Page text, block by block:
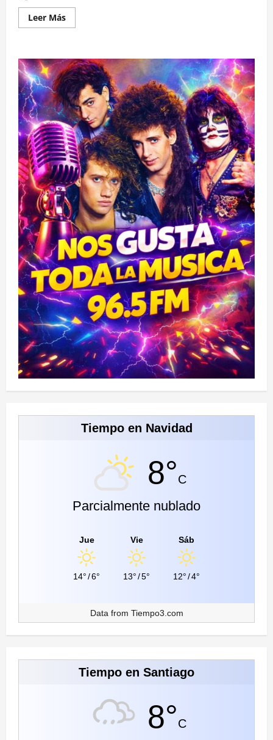
Leer MásLeer
más
Los
Tres
anuncia
DESCANSO
indefinido
de
los
escenarios
tras
«años
DE
CONCIERTOS»
Tiempo en Navidad
8°C
Parcialmente nublado
Jue
14°/6°
Vie
13°/5°
Sáb
12°/4°
Data from Tiempo3.com
Tiempo en Santiago
8°C